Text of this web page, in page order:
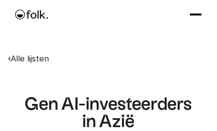
Alle lijsten
Gen AI-investeerders
in Azië